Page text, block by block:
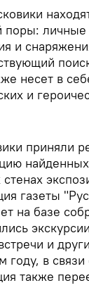
поры: личные
и
несет в
и
приняли
газеты
на базе
и
году, в
также